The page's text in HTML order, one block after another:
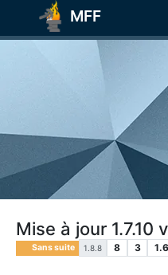
MFF
Mise à jour 1.7.10
Sans suite 1.8.8 8 3